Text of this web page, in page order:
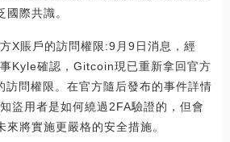
際共識。
X賬戶的訪問權限:9月9日消息，經
Kyle確認，Gitcoin現已重新拿回官方
問權限。在官方隨后發布的事件詳情
盜用者是如何繞過2FA驗證的，但會
將實施更嚴格的安全措施。